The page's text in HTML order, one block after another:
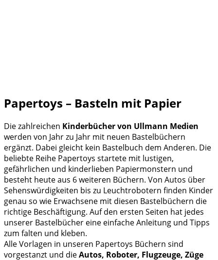
Papertoys – Basteln mit Papier
Die zahlreichen Kinderbücher von Ullmann Medien
werden von Jahr zu Jahr mit neuen Bastelbüchern
ergänzt. Dabei gleicht kein Bastelbuch dem Anderen. Die
beliebte Reihe Papertoys startete mit lustigen,
gefährlichen und kinderlieben Papiermonstern und
besteht heute aus 6 weiteren Büchern. Von Autos über
Sehenswürdigkeiten bis zu Leuchtrobotern finden Kinder
genau so wie Erwachsene mit diesen Bastelbüchern die
richtige Beschäftigung. Auf den ersten Seiten hat jedes
unserer Bastelbücher eine einfache Anleitung und Tipps
zum falten und kleben.
Alle Vorlagen in unseren Papertoys Büchern sind
vorgestanzt und dieAutos, Roboter, Flugzeuge, Züge